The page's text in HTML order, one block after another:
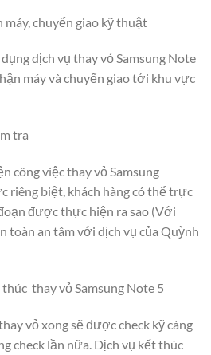
máy, chuyển giao kỹ thuật
dịch vụ thay vỏ Samsung Note
máy và chuyển giao tới khu vực
tra
công việc thay vỏ Samsung
riêng biệt, khách hàng có thể trực
được thực hiện ra sao (Với
toàn an tâm với dịch vụ của Quỳnh
thay vỏ Samsung Note 5
vỏ xong sẽ được check kỹ càng
check lần nữa. Dịch vụ kết thúc